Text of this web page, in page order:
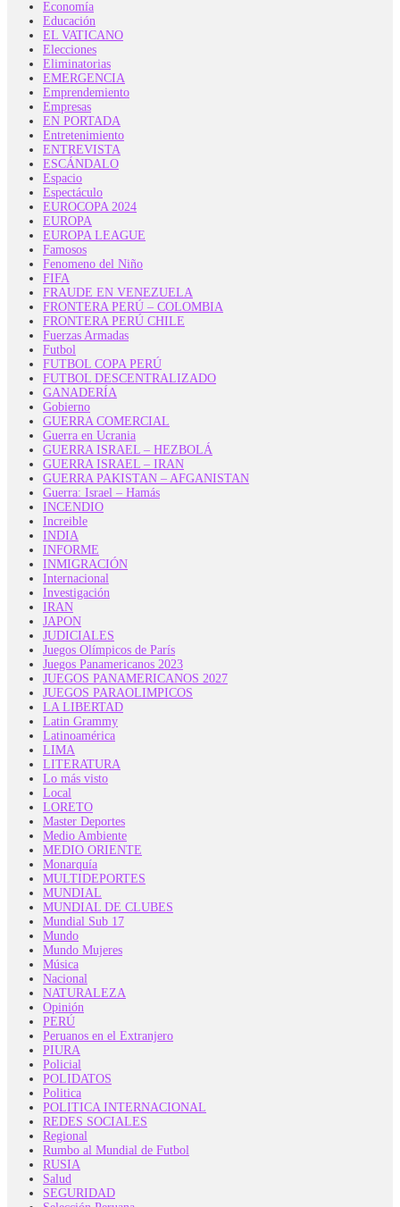
Economía
Educación
EL VATICANO
Elecciones
Eliminatorias
EMERGENCIA
Emprendemiento
Empresas
EN PORTADA
Entretenimiento
ENTREVISTA
ESCÁNDALO
Espacio
Espectáculo
EUROCOPA 2024
EUROPA
EUROPA LEAGUE
Famosos
Fenomeno del Niño
FIFA
FRAUDE EN VENEZUELA
FRONTERA PERÚ – COLOMBIA
FRONTERA PERÚ CHILE
Fuerzas Armadas
Futbol
FUTBOL COPA PERÚ
FUTBOL DESCENTRALIZADO
GANADERÍA
Gobierno
GUERRA COMERCIAL
Guerra en Ucrania
GUERRA ISRAEL – HEZBOLÁ
GUERRA ISRAEL – IRAN
GUERRA PAKISTAN – AFGANISTAN
Guerra: Israel – Hamás
INCENDIO
Increible
INDIA
INFORME
INMIGRACIÓN
Internacional
Investigación
IRAN
JAPON
JUDICIALES
Juegos Olímpicos de París
Juegos Panamericanos 2023
JUEGOS PANAMERICANOS 2027
JUEGOS PARAOLIMPICOS
LA LIBERTAD
Latin Grammy
Latinoamérica
LIMA
LITERATURA
Lo más visto
Local
LORETO
Master Deportes
Medio Ambiente
MEDIO ORIENTE
Monarquía
MULTIDEPORTES
MUNDIAL
MUNDIAL DE CLUBES
Mundial Sub 17
Mundo
Mundo Mujeres
Música
Nacional
NATURALEZA
Opinión
PERÚ
Peruanos en el Extranjero
PIURA
Policial
POLIDATOS
Politica
POLITICA INTERNACIONAL
REDES SOCIALES
Regional
Rumbo al Mundial de Futbol
RUSIA
Salud
SEGURIDAD